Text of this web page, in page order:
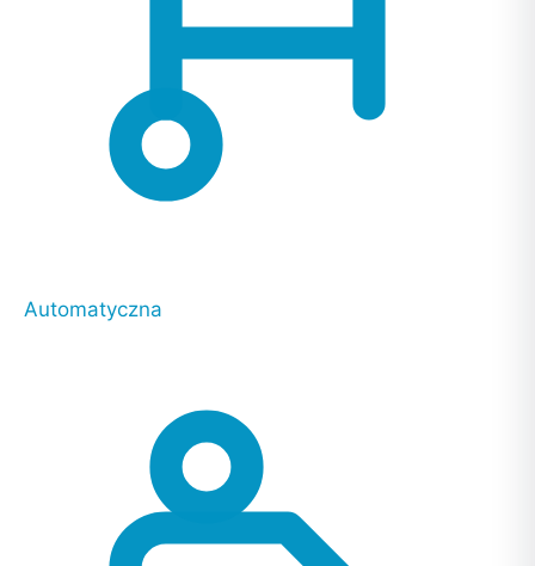
Automatyczna